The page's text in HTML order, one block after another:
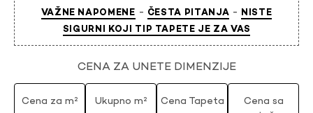
VAŽNE NAPOMENE - ČESTA PITANJA -
NISTE
SIGURNI KOJI TIP TAPETE JE ZA VAS
CENA ZA UNETE DIMENZIJE
Cena za m² Ukupno m² Cena Tapeta
Cena sa